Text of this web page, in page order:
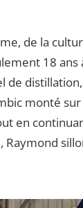
de la
18 ans
de
monté
en